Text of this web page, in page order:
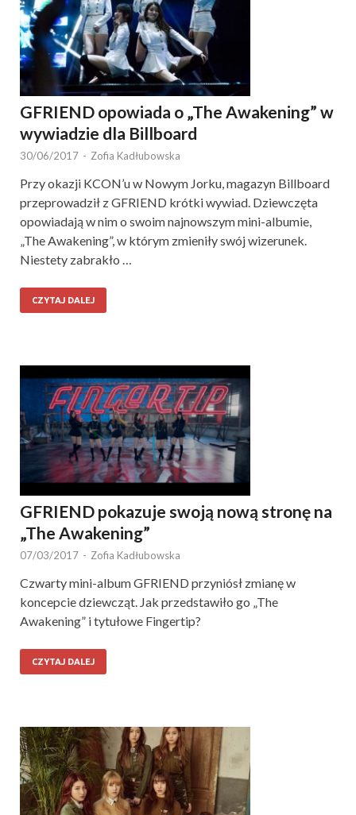
GFRIEND opowiada o „The Awakening” w
wywiadzie dla Billboard
30/06/2017 - Zofia Kadłubowska
Przy okazji KCON’u w Nowym Jorku, magazyn Billboard
przeprowadził z GFRIEND krótki wywiad. Dziewczęta
opowiadają w nim o swoim najnowszym mini-albumie,
„The Awakening”, w którym zmieniły swój wizerunek.
Niestety zabrakło …
CZYTAJ DALEJ
GFRIEND pokazuje swoją nową stronę na
„The Awakening”
07/03/2017 - Zofia Kadłubowska
Czwarty mini-album GFRIEND przyniósł zmianę w
koncepcie dziewcząt. Jak przedstawiło go „The
Awakening” i tytułowe Fingertip?
CZYTAJ DALEJ